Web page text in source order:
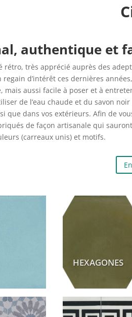
authentique et
très apprécié auprès des
d’intérêt ces dernières
mais aussi facile à poser et à
de l’eau chaude et du savon
que dans vos extérieurs. Afin de
de façon artisanale qui
(carreaux unis) et motifs.
HEXAGONES